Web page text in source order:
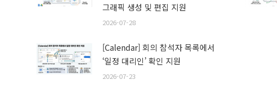
그래픽 생성 및 편집 지원
2026-07-28
[Calendar] 회의 참석자 목록에서
‘일정 대리인’ 확인 지원
2026-07-23